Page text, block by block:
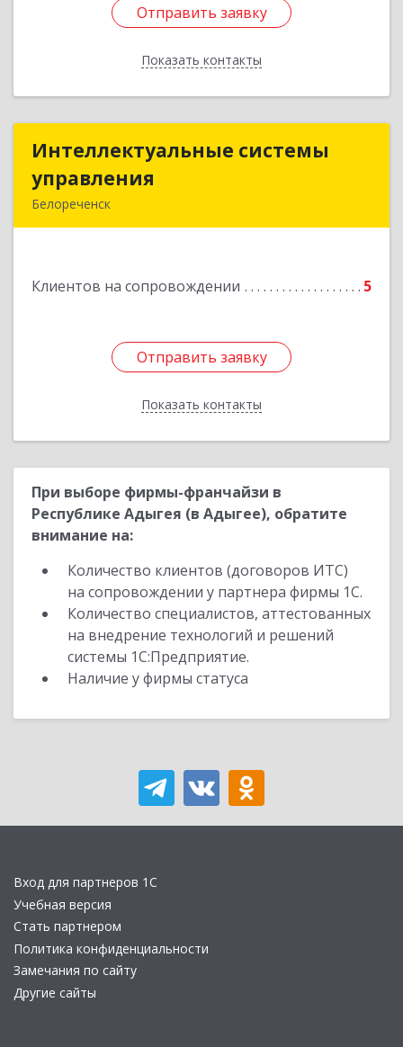
Отправить заявку
Показать контакты
Отправить заявку
Назад
Интеллектуальные системы
управления
Белореченск
Клиентов на сопровождении 5
Отправить заявку
Показать контакты
Интеллектуальные системы
Подробнее
Отправить заявку
Назад
При выборе фирмы-франчайзи в
Республике Адыгея (в Адыгее), обратите
внимание на:
Количество клиентов (договоров ИТС)
на сопровождении у партнера фирмы 1С.
Количество специалистов, аттестованных
на внедрение технологий и решений
системы 1С:Предприятие.
Наличие у фирмы статуса
Вход для партнеров 1С
Учебная версия
Стать партнером
Политика конфиденциальности
Замечания по сайту
Другие сайты